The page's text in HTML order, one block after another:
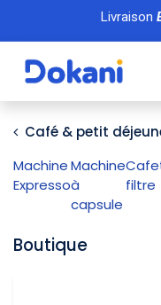
Se rendre au contenu
Livraison
Café & petit
Machine
Expresso
Machine
à
capsule
filtre
Boutique